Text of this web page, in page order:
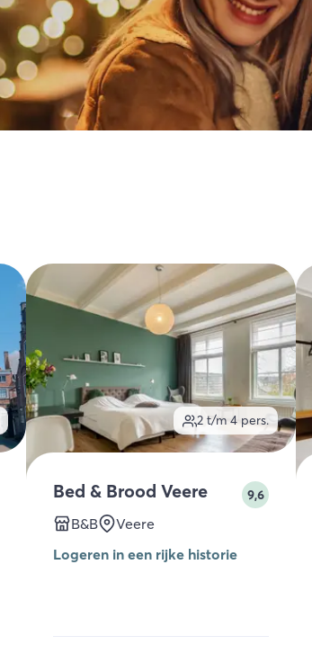
2 t/m 4 pers.
Bed & Brood Veere 9,6
B&B
Veere
Logeren in een rijke historie